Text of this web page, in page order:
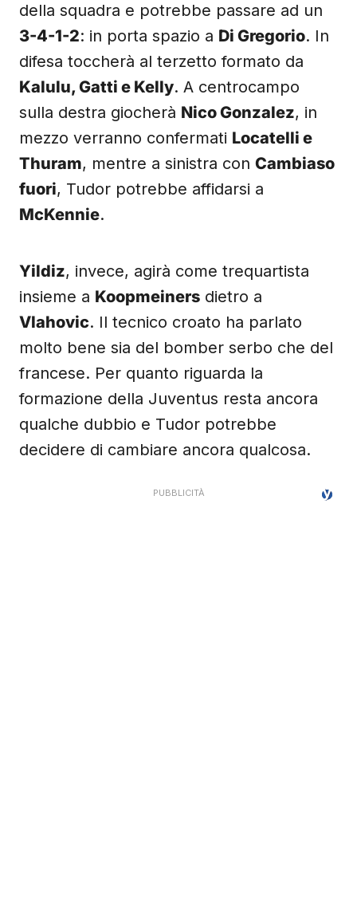
della squadra e potrebbe passare ad un
3-4-1-2: in porta spazio a Di Gregorio. In
difesa toccherà al terzetto formato da
Kalulu, Gatti e Kelly. A centrocampo
sulla destra giocherà Nico Gonzalez, in
mezzo verranno confermati Locatelli e
Thuram, mentre a sinistra con Cambiaso
fuori, Tudor potrebbe affidarsi a
McKennie.
Yildiz, invece, agirà come trequartista
insieme a Koopmeiners dietro a
Vlahovic. Il tecnico croato ha parlato
molto bene sia del bomber serbo che del
francese. Per quanto riguarda la
formazione della Juventus resta ancora
qualche dubbio e Tudor potrebbe
decidere di cambiare ancora qualcosa.